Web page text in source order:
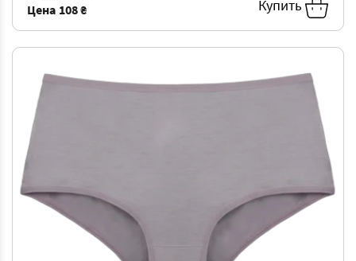
Цена 108 ₴ Купить